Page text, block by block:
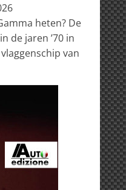
heten? De
de jaren ’70 in
van